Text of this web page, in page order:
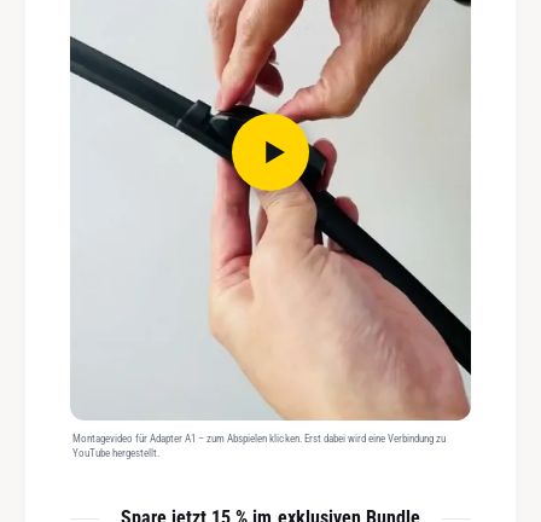
Montagevideo für Adapter A1 – zum Abspielen klicken. Erst dabei wird eine Verbindung zu
YouTube hergestellt.